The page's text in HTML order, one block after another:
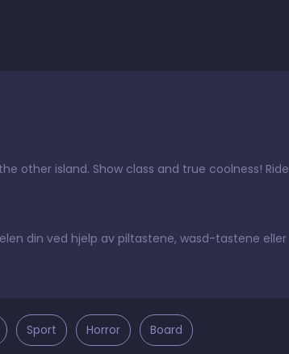
other island. Show class and true coolness! Ride
din ved hjelp av piltastene, wasd-tastene eller
Sport Horror Board